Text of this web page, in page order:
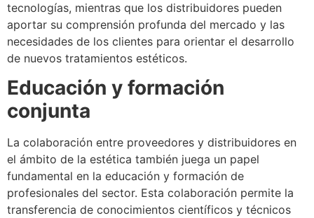
tecnologías, mientras que los distribuidores pueden
aportar su comprensión profunda del mercado y las
necesidades de los clientes para orientar el desarrollo
de nuevos tratamientos estéticos.
Educación y formación
conjunta
La colaboración entre proveedores y distribuidores en
el ámbito de la estética también juega un papel
fundamental en la educación y formación de
profesionales del sector. Esta colaboración permite la
transferencia de conocimientos científicos y técnicos